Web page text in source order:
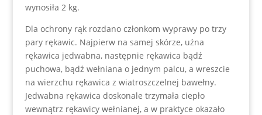
wynosiła 2 kg.
Dla ochrony rąk rozdano członkom wyprawy po trzy
pary rękawic. Najpierw na samej skórze, uźna
rękawica jedwabna, następnie rękawica bądź
puchowa, bądź wełniana o jednym palcu, a wreszcie
na wierzchu rękawica z wiatroszczelnej bawełny.
Jedwabna rękawica doskonale trzymała ciepło
wewnątrz rękawicy wełnianej, a w praktyce okazało